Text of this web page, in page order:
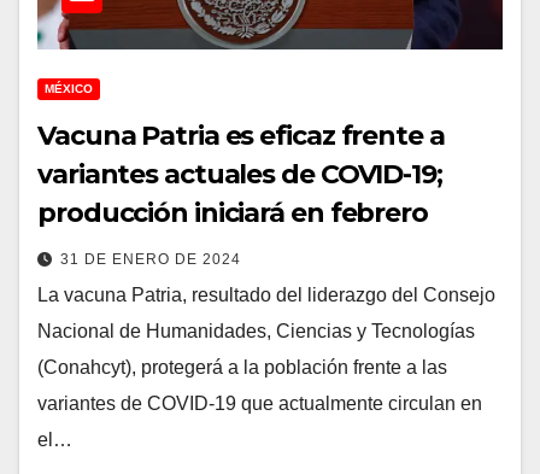
MÉXICO
Vacuna Patria es eficaz frente a
variantes actuales de COVID-19;
producción iniciará en febrero
31 DE ENERO DE 2024
La vacuna Patria, resultado del liderazgo del Consejo
Nacional de Humanidades, Ciencias y Tecnologías
(Conahcyt), protegerá a la población frente a las
variantes de COVID-19 que actualmente circulan en
el…